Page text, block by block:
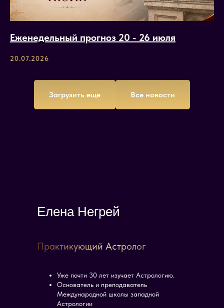
Еженедельный прогноз 20 - 26 июля
20.07.2026
Загрузить еще Все новости
Елена Негрей
Уже почти 30 лет изучает Астрологию.
Основатель и преподаватель
Международной школы западной
Астрологии
Практикующий Астролог